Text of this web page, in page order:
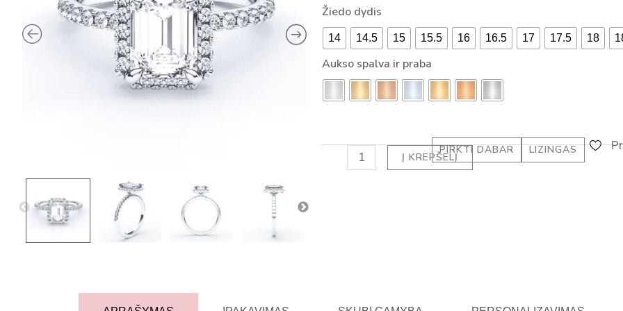
a
l
Žiedo dydis
14 14.5 15 15.5 16 16.5 17 17.5 18
Aukso spalva ir praba
SUŽADĖTUVIŲ
SU
EMERALD
(2.30
Į KREPŠELĮ
PIRKTI DABAR LIZINGAS